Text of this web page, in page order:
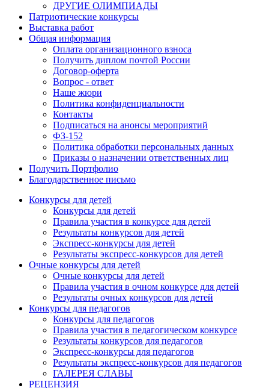
ДРУГИЕ ОЛИМПИАДЫ
Патриотические конкурсы
Выставка работ
Общая информация
Оплата организационного взноса
Получить диплом почтой России
Договор-оферта
Вопрос - ответ
Наше жюри
Политика конфиденциальности
Контакты
Подписаться на анонсы мероприятий
ФЗ-152
Политика обработки персональных данных
Приказы о назначении ответственных лиц
Получить Портфолио
Благодарственное письмо
Конкурсы для детей
Конкурсы для детей
Правила участия в конкурсе для детей
Результаты конкурсов для детей
Экспресс-конкурсы для детей
Результаты экспресс-конкурсов для детей
Очные конкурсы для детей
Очные конкурсы для детей
Правила участия в очном конкурсе для детей
Результаты очных конкурсов для детей
Конкурсы для педагогов
Конкурсы для педагогов
Правила участия в педагогическом конкурсе
Результаты конкурсов для педагогов
Экспресс-конкурсы для педагогов
Результаты экспресс-конкурсов для педагогов
ГАЛЕРЕЯ СЛАВЫ
РЕЦЕНЗИЯ